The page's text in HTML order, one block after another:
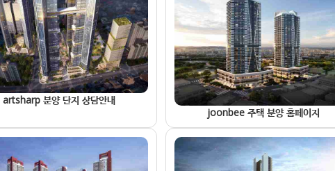
artsharp 분양 단지 상담안내
joonbee 주택 분양 홈페이지